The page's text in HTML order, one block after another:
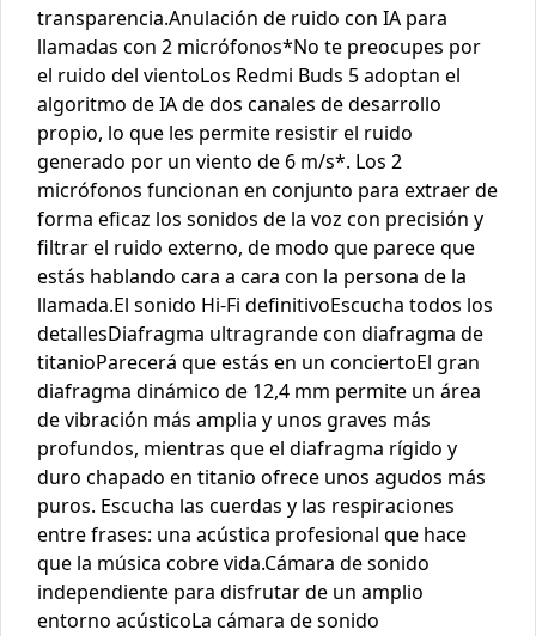
transparencia.Anulación de ruido con IA para
llamadas con 2 micrófonos*No te preocupes por
el ruido del vientoLos Redmi Buds 5 adoptan el
algoritmo de IA de dos canales de desarrollo
propio, lo que les permite resistir el ruido
generado por un viento de 6 m/s*. Los 2
micrófonos funcionan en conjunto para extraer de
forma eficaz los sonidos de la voz con precisión y
filtrar el ruido externo, de modo que parece que
estás hablando cara a cara con la persona de la
llamada.El sonido Hi-Fi definitivoEscucha todos los
detallesDiafragma ultragrande con diafragma de
titanioParecerá que estás en un conciertoEl gran
diafragma dinámico de 12,4 mm permite un área
de vibración más amplia y unos graves más
profundos, mientras que el diafragma rígido y
duro chapado en titanio ofrece unos agudos más
puros. Escucha las cuerdas y las respiraciones
entre frases: una acústica profesional que hace
que la música cobre vida.Cámara de sonido
independiente para disfrutar de un amplio
entorno acústicoLa cámara de sonido